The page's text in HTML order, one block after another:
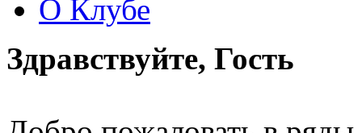
О Клубе
Здравствуйте, Гость